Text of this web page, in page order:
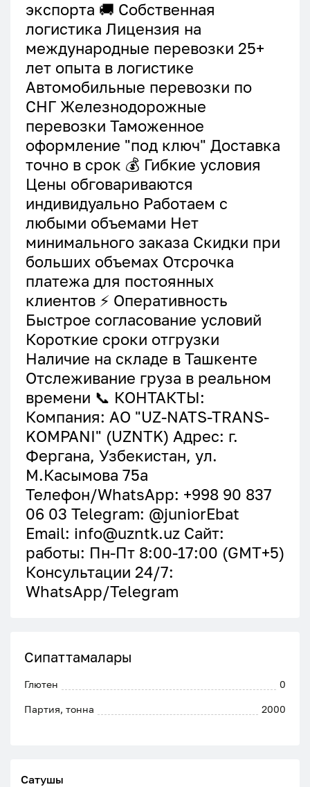
экспорта 🚚 Собственная
логистика Лицензия на
международные перевозки 25+
лет опыта в логистике
Автомобильные перевозки по
СНГ Железнодорожные
перевозки Таможенное
оформление "под ключ" Доставка
точно в срок 💰 Гибкие условия
Цены обговариваются
индивидуально Работаем с
любыми объемами Нет
минимального заказа Скидки при
больших объемах Отсрочка
платежа для постоянных
клиентов ⚡ Оперативность
Быстрое согласование условий
Короткие сроки отгрузки
Наличие на складе в Ташкенте
Отслеживание груза в реальном
времени 📞 КОНТАКТЫ:
Компания: АО "UZ-NATS-TRANS-
KOMPANI" (UZNTK) Адрес: г.
Фергана, Узбекистан, ул.
М.Касымова 75а
Телефон/WhatsApp: +998 90 837
06 03 Telegram: @juniorEbat
Email: info@uzntk.uz Сайт:
работы: Пн-Пт 8:00-17:00 (GMT+5)
Консультации 24/7:
WhatsApp/Telegram
Сипаттамалары
Глютен 0
Партия, тонна 2000
Сатушы